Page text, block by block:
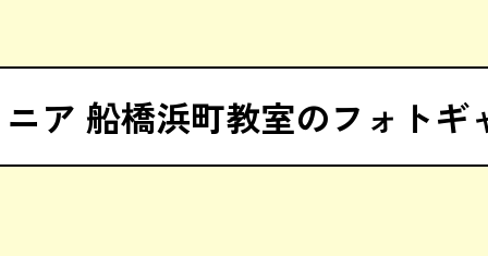
ア 船橋浜町教室のフォトギ